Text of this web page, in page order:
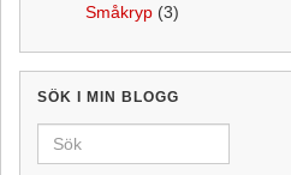
Småkryp (3)
SÖK I MIN BLOGG
Search for: